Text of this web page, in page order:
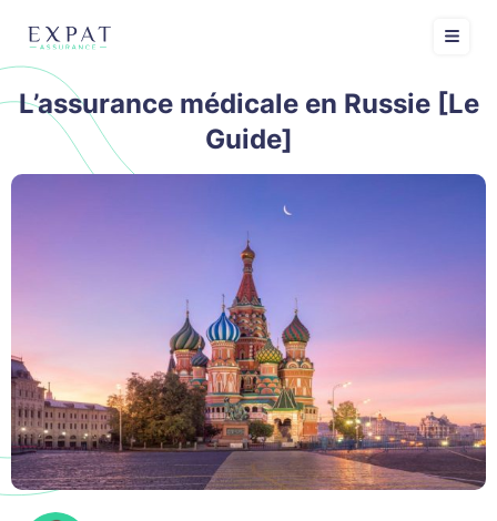
L’assurance médicale en Russie [Le
Guide]